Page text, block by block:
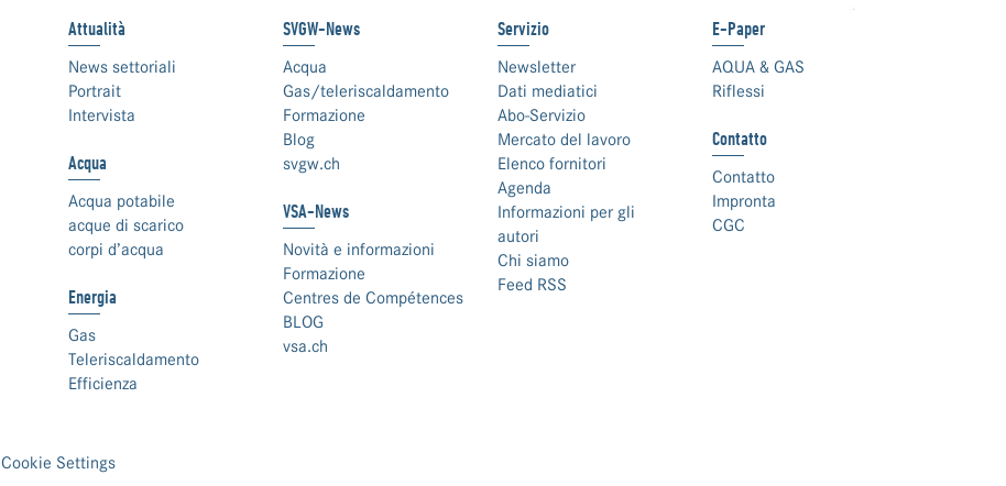
Attualità
News settoriali
Portrait
Intervista
Acqua
Acqua potabile
acque di scarico
corpi d’acqua
Energia
Gas
Teleriscaldamento
Efficienza
SVGW-News
Acqua
Gas/teleriscaldamento
Formazione
Blog
svgw.ch
VSA-News
Novità e informazioni
Formazione
Centres de Compétences
BLOG
vsa.ch
Servizio
Newsletter
Dati mediatici
Abo-Servizio
Mercato del lavoro
Elenco fornitori
Agenda
Informazioni per gli
autori
Chi siamo
Feed RSS
E-Paper
AQUA & GAS
Riflessi
Contatto
Contatto
Impronta
CGC
Cookie Settings